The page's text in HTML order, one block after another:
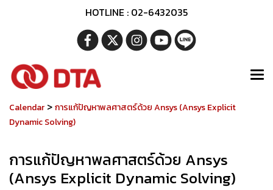
HOTLINE : 02-6432035
Calendar >การแก้ปัญหาพลศาสตร์ด้วย Ansys (Ansys Explicit
Dynamic Solving)
การแก้ปัญหาพลศาสตร์ด้วย Ansys
(Ansys Explicit Dynamic Solving)